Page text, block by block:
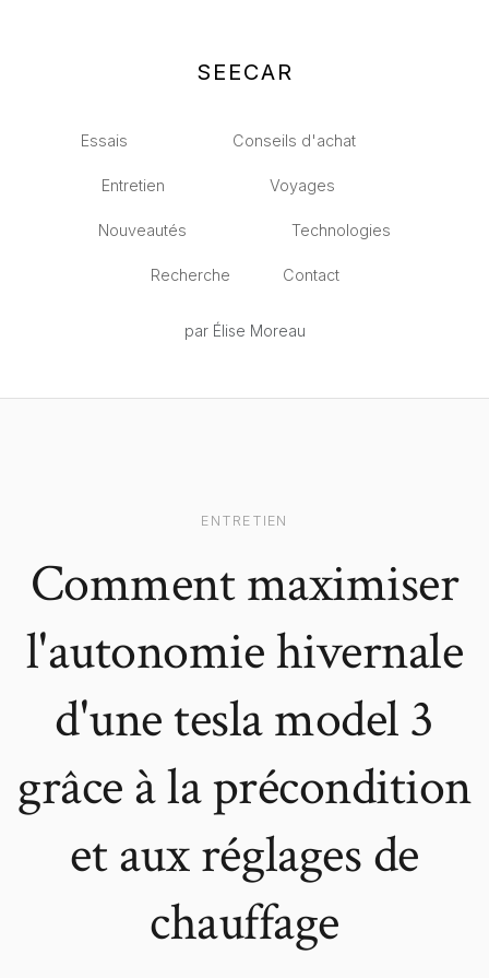
SEECAR
Essais Conseils d'achat
Entretien Voyages
Nouveautés Technologies
Recherche Contact
par Élise Moreau
ENTRETIEN
Comment maximiser
l'autonomie hivernale
d'une tesla model 3
grâce à la précondition
et aux réglages de
chauffage